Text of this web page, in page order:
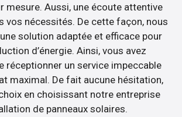
mesure. Aussi, une écoute attentive
vos nécessités. De cette façon, nous
solution adaptée et efficace pour
d’énergie. Ainsi, vous avez
réceptionner un service impeccable
maximal. De fait aucune hésitation,
en choisissant notre entreprise
de panneaux solaires.